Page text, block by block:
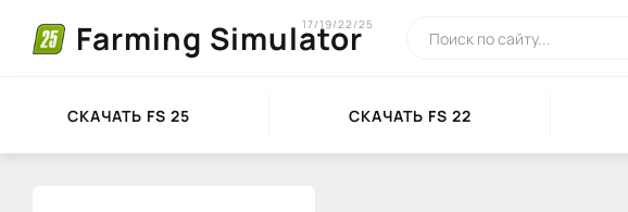
Farming Simulator
17/19/22/25
СКАЧАТЬ FS 25 СКАЧАТЬ FS 22